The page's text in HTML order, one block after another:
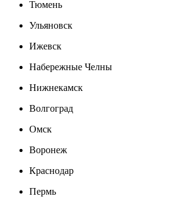
Тюмень
Ульяновск
Ижевск
Набережные Челны
Нижнекамск
Волгоград
Омск
Воронеж
Краснодар
Пермь